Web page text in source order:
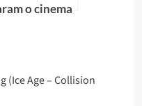
o cinema
(Ice Age – Collision